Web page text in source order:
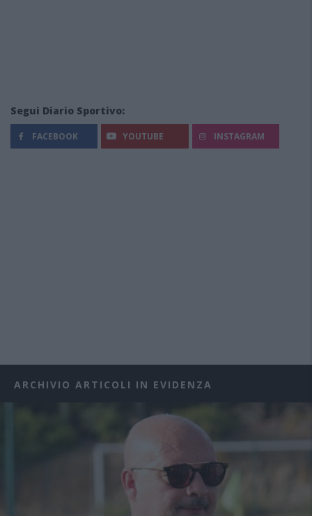
Segui Diario Sportivo:
FACEBOOK YOUTUBE INSTAGRAM
ARCHIVIO ARTICOLI IN EVIDENZA